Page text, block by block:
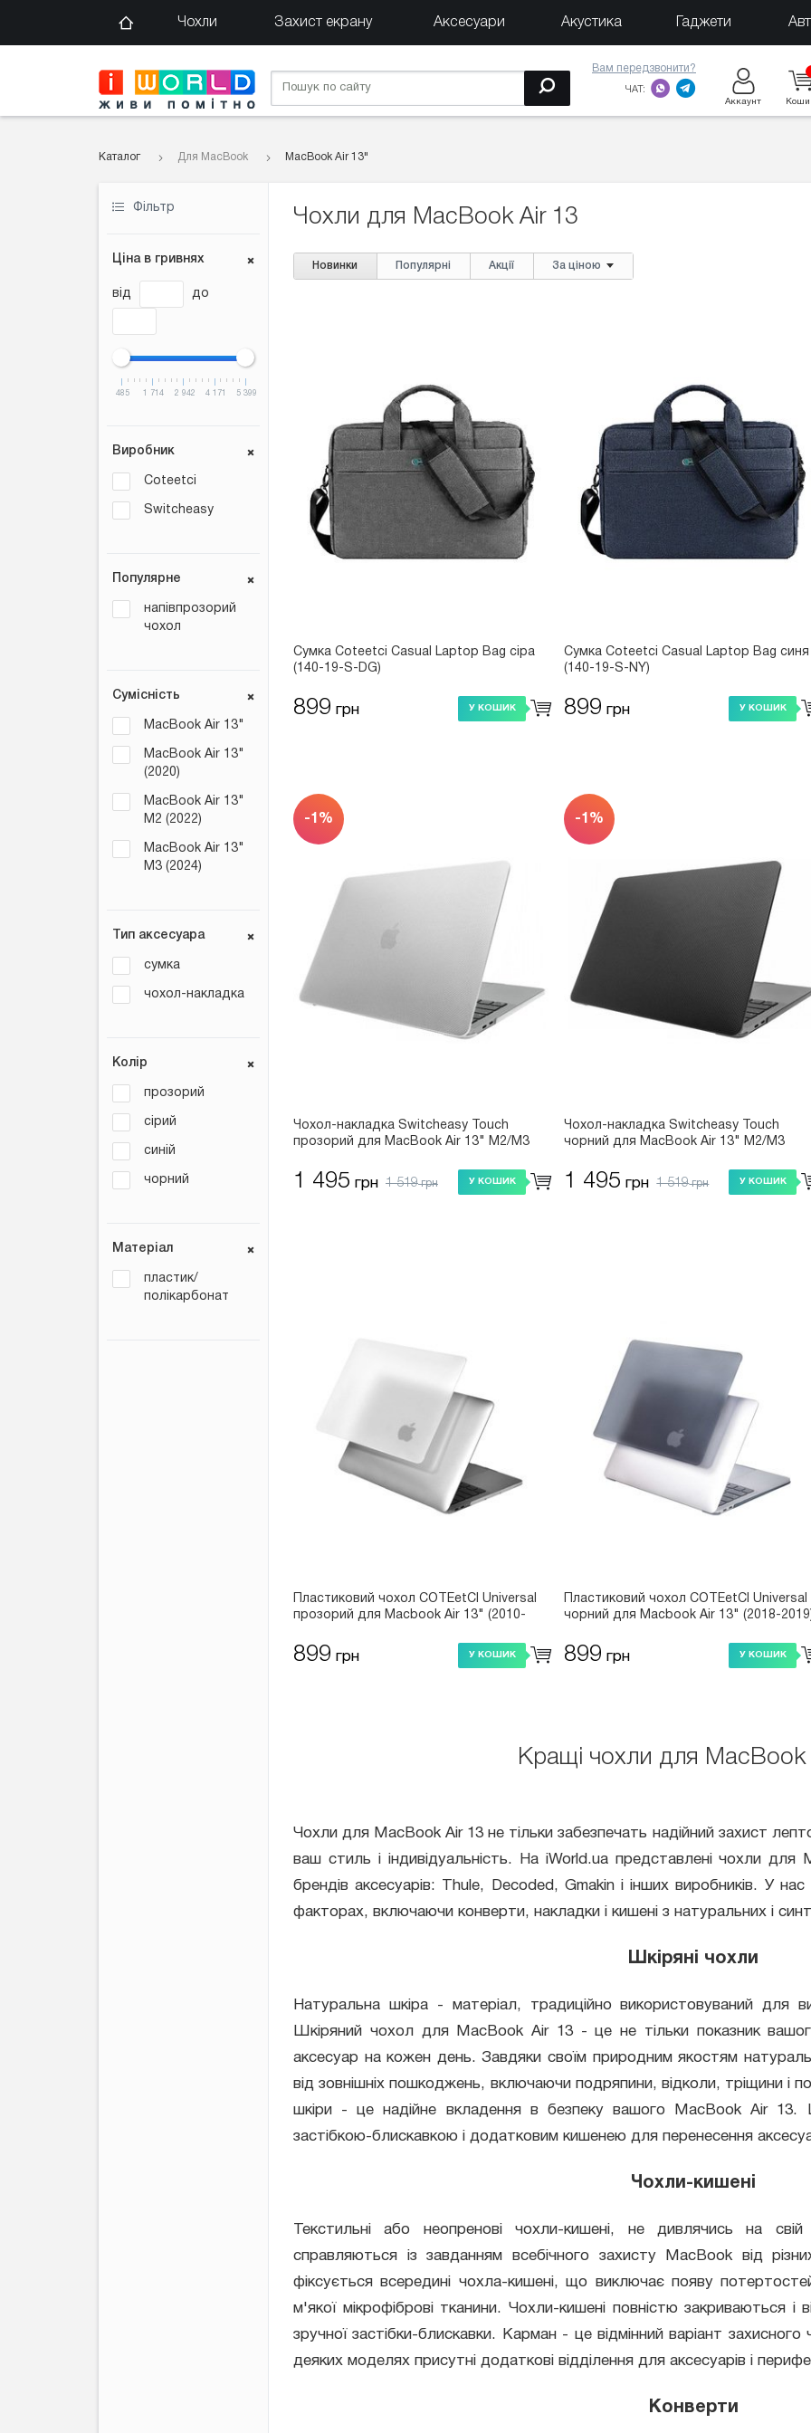
Чохли Захист екрану Аксесуари Акустика Гаджети
Вам передзвонити?
ЧАТ:
Аккаунт
Каталог Для MacBook MacBook Air 13"
Фільтр
Ціна в гривнях
від до
485 1 714 2 942 4 171 5 399
Виробник
Coteetci
Switcheasy
Популярне
напівпрозорий
чохол
Сумісність
MacBook Air 13"
MacBook Air 13"
(2020)
MacBook Air 13"
M2 (2022)
MacBook Air 13"
M3 (2024)
Тип аксесуара
сумка
чохол-накладка
Колір
прозорий
сірий
синій
чорний
Матеріал
пластик/
полікарбонат
Чохли для MacBook Air 13
Новинки Популярні Акції За ціною
Сумка Coteetci Casual Laptop Bag сіра
(140-19-S-DG)
899 грн У КОШИК
Сумка Coteetci Casual Laptop Bag синя
(140-19-S-NY)
899 грн У КОШИК
-1%
Чохол-накладка Switcheasy Touch
прозорий для MacBook Air 13" M2/M3
1 495 грн 1 519грн У КОШИК
-1%
Чохол-накладка Switcheasy Touch
чорний для MacBook Air 13" M2/M3
1 495 грн 1 519грн У КОШИК
Пластиковий чохол COTEetCI Universal
прозорий для Macbook Air 13" (2010-
899 грн У КОШИК
Пластиковий чохол COTEetCI Universal
чорний для Macbook Air 13" (2018-
899 грн У КОШИК
Кращі чохли для MacBook
Чохли для MacBook Air 13 не тільки забезпечать надійний захист
ваш стиль і індивідуальність. На iWorld.ua представлені чохли для
брендів аксесуарів: Thule, Decoded, Gmakin і інших виробників. У
факторах, включаючи конверти, накладки і кишені з натуральних і
Шкіряні чохли
Натуральна шкіра - матеріал, традиційно використовуваний для
Шкіряний чохол для MacBook Air 13 - це не тільки показник
аксесуар на кожен день. Завдяки своїм природним якостям
від зовнішніх пошкоджень, включаючи подряпини, відколи, тріщини і
шкіри - це надійне вкладення в безпеку вашого MacBook Air 13.
застібкою-блискавкою і додатковим кишенею для перенесення
Чохли-кишені
Текстильні або неопренові чохли-кишені, не дивлячись на
справляються із завданням всебічного захисту MacBook від
фіксується всередині чохла-кишені, що виключає появу
м'якої мікрофіброві тканини. Чохли-кишені повністю закриваються
зручної застібки-блискавки. Карман - це відмінний варіант
деяких моделях присутні додаткові відділення для аксесуарів і
Конверти